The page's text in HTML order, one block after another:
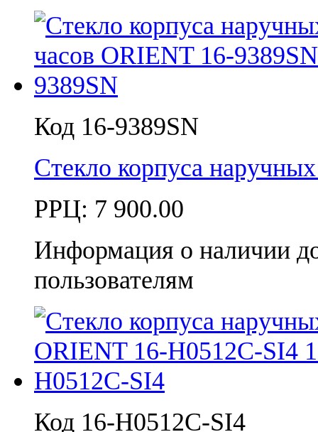
Код 16-9389SN
Стекло корпуса
РРЦ: 7 900.00
Информация о наличии
пользователям
Код 16-H0512C-SI4